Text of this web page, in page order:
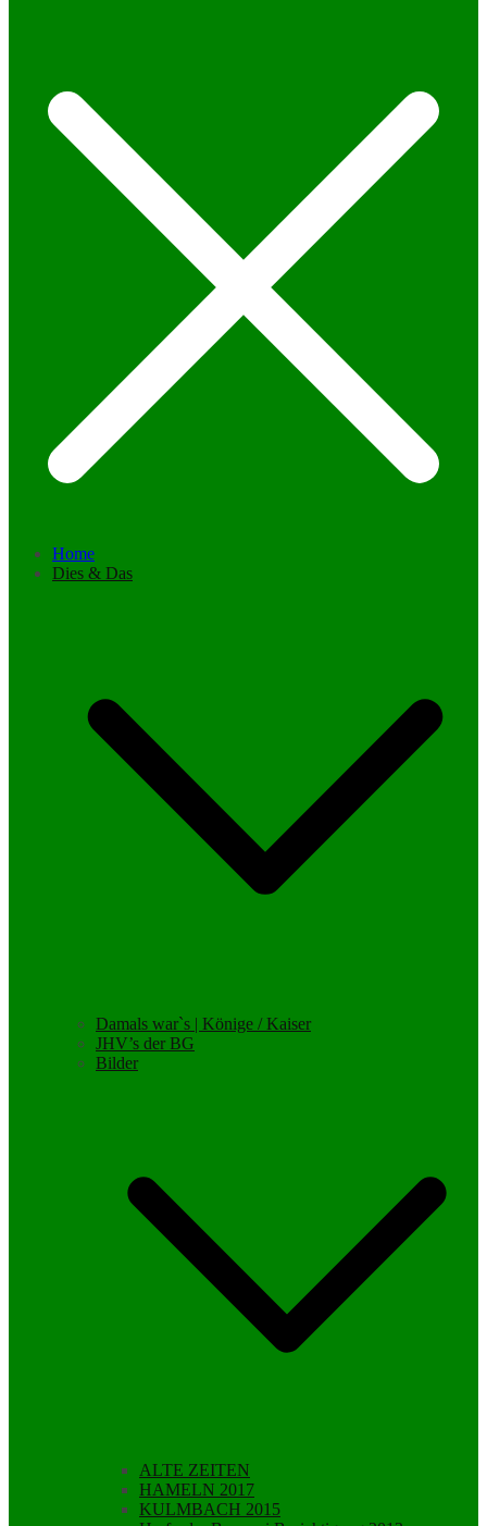
Home
Dies & Das
Damals war`s | Könige / Kaiser
JHV’s der BG
Bilder
ALTE ZEITEN
HAMELN 2017
KULMBACH 2015